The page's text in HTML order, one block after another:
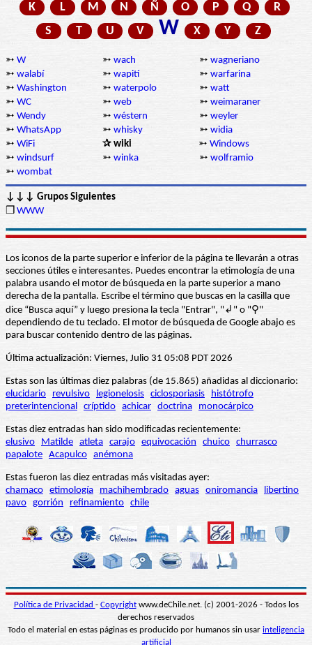
K
L M N Ñ O P Q
R
S
T U V W X Y Z
➳ W ➳ wach ➳ wagneriano
➳ walabí ➳ wapití ➳ warfarina
➳ Washington ➳ waterpolo ➳ watt
➳ WC ➳ web ➳ weimaraner
➳ Wendy ➳ wéstern ➳ weyler
➳ WhatsApp ➳ whisky ➳ widia
➳ WiFi ✰ wiki ➳ Windows
➳ windsurf ➳ winka ➳ wolframio
➳ wombat
↓↓↓ Grupos Siguientes
❒ WWW
Los iconos de la parte superior e inferior de la página te llevarán a otras
secciones útiles e interesantes. Puedes encontrar la etimología de una
palabra usando el motor de búsqueda en la parte superior a mano
derecha de la pantalla. Escribe el término que buscas en la casilla que
dice “Busca aquí” y luego presiona la tecla "Entrar", "↲" o "⚲"
dependiendo de tu teclado. El motor de búsqueda de Google abajo es
para buscar contenido dentro de las páginas.
Última actualización: Viernes, Julio 31 05:08 PDT 2026
Estas son las últimas diez palabras (de 15.865) añadidas al diccionario:
elucidario
revulsivo legionelosis ciclosporiasis
histótrofo
preterintencional críptido achicar doctrina monocárpico
Estas diez entradas han sido modificadas recientemente:
elusivo
Matilde atleta carajo equivocación chuico churrasco
papalote Acapulco anémona
Estas fueron las diez entradas más visitadas ayer:
chamaco etimología machihembrado aguas oniromancia
libertino
pavo gorrión refinamiento chile
Política de Privacidad - Copyrightwww.deChile.net. (c) 2001-2026 - Todos los
derechos reservados
Todo el material en estas páginas es producido por humanos sin usar inteligencia
artificial